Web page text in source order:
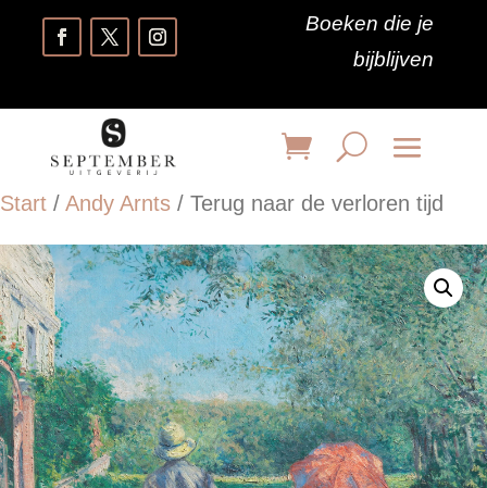
Boeken die je
bijblijven
Start / Andy Arnts / Terug naar de verloren tijd